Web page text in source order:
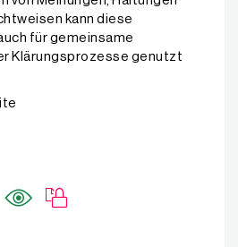
kann diese
für gemeinsame
Klärungsprozesse genutzt